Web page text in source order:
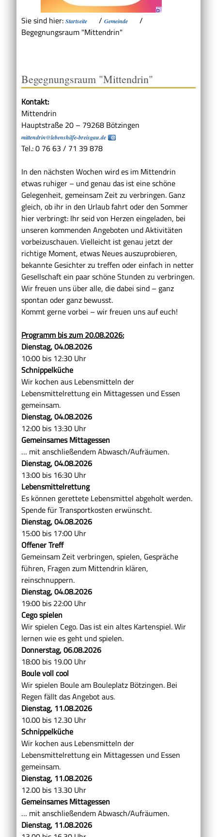
Sie sind hier: Startseite / Gemeinde
/
Begegnungsraum "Mittendrin"
Begegnungsraum "Mittendrin"
Kontakt:
Mittendrin
Hauptstraße 20 – 79268 Bötzingen
mittendrin@lebenshilfe-breisgau.de
Tel.: 0 76 63 / 71 39 878
In den nächsten Wochen wird es im Mittendrin
etwas ruhiger – und genau das ist eine schöne
Gelegenheit, gemeinsam Zeit zu verbringen. Ganz
gleich, ob ihr in den Urlaub fahrt oder den Sommer
hier verbringt: Ihr seid von Herzen eingeladen, bei
unseren kommenden Angeboten und Aktivitäten
vorbeizuschauen. Vielleicht ist genau jetzt der
richtige Moment, etwas Neues auszuprobieren,
bekannte Gesichter zu treffen oder einfach in netter
Gesellschaft ein paar schöne Stunden zu verbringen.
Wir freuen uns über alle, die dabei sind – ganz
spontan oder ganz bewusst.
Kommt gerne vorbei – wir freuen uns auf euch!
Programm bis zum 20.08.2026:
Dienstag, 04.08.2026
10:00 bis 12:30 Uhr
Schnippelküche
Wir kochen aus Lebensmitteln der
Lebensmittelrettung ein Mittagessen und Essen
gemeinsam.
Dienstag, 04.08.2026
12:00 bis 13:30 Uhr
Gemeinsames Mittagessen
… mit anschließendem Abwasch/Aufräumen.
Dienstag, 04.08.2026
13:00 bis 16:30 Uhr
Lebensmittelrettung
Es können gerettete Lebensmittel abgeholt werden.
Spende für Transportkosten erwünscht.
Dienstag, 04.08.2026
15:00 bis 17:00 Uhr
Offener Treff
Gemeinsam Zeit verbringen, spielen, Gespräche
führen, Fragen zum Mittendrin klären,
reinschnuppern.
Dienstag, 04.08.2026
19:00 bis 22:00 Uhr
Cego spielen
Wir spielen Cego. Das ist ein altes Kartenspiel. Wir
lernen wie es geht und spielen.
Donnerstag, 06.08.2026
18:00 bis 19.00 Uhr
Boule voll cool
Wir spielen Boule am Bouleplatz Bötzingen. Bei
Regen fällt das Angebot aus.
Dienstag, 11.08.2026
10.00 bis 12.30 Uhr
Schnippelküche
Wir kochen aus Lebensmitteln der
Lebensmittelrettung ein Mittagessen und Essen
gemeinsam.
Dienstag, 11.08.2026
12.00 bis 13.30 Uhr
Gemeinsames Mittagessen
… mit anschließendem Abwasch/Aufräumen.
Dienstag, 11.08.2026